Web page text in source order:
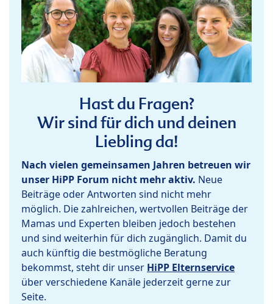
Hast du Fragen?
Wir sind für dich und deinen
Liebling da!
Nach vielen gemeinsamen Jahren betreuen wir
unser HiPP Forum nicht mehr aktiv. Neue
Beiträge oder Antworten sind nicht mehr
möglich. Die zahlreichen, wertvollen Beiträge der
Mamas und Experten bleiben jedoch bestehen
und sind weiterhin für dich zugänglich. Damit du
auch künftig die bestmögliche Beratung
bekommst, steht dir unser HiPP Elternservice
über verschiedene Kanäle jederzeit gerne zur
Seite.